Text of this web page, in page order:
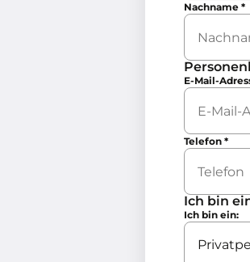
Nachname *
E-Mail-
Telefon *
Ich bin
Ich bin ein: